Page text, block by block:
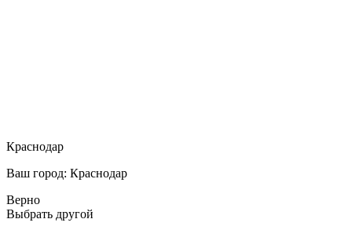
Краснодар
Ваш город: Краснодар
Верно
Выбрать другой